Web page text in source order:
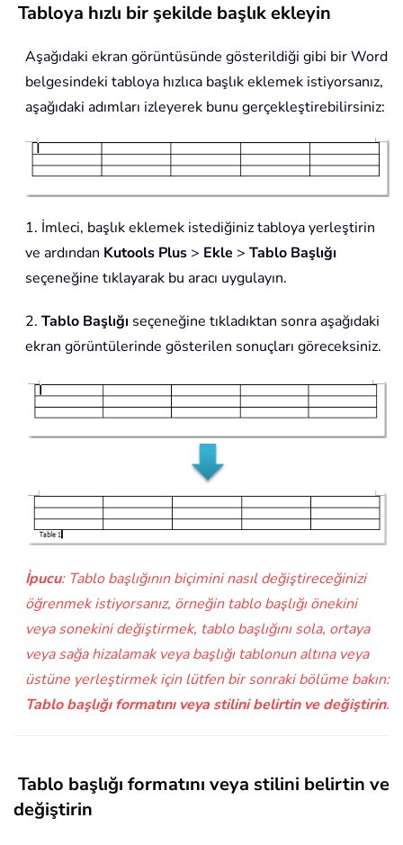
Tabloya hızlı bir şekilde başlık ekleyin
Aşağıdaki ekran görüntüsünde gösterildiği gibi bir Word
belgesindeki tabloya hızlıca başlık eklemek istiyorsanız,
aşağıdaki adımları izleyerek bunu gerçekleştirebilirsiniz:
1. İmleci, başlık eklemek istediğiniz tabloya yerleştirin
ve ardından Kutools Plus > Ekle > Tablo Başlığı
seçeneğine tıklayarak bu aracı uygulayın.
2. Tablo Başlığı seçeneğine tıkladıktan sonra aşağıdaki
ekran görüntülerinde gösterilen sonuçları göreceksiniz.
İpucu: Tablo başlığının biçimini nasıl değiştireceğinizi
öğrenmek istiyorsanız, örneğin tablo başlığı önekini
veya sonekini değiştirmek, tablo başlığını sola, ortaya
veya sağa hizalamak veya başlığı tablonun altına veya
üstüne yerleştirmek için lütfen bir sonraki bölüme bakın:
Tablo başlığı formatını veya stilini belirtin ve değiştirin.
Tablo başlığı formatını veya stilini belirtin ve
değiştirin